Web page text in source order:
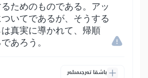
ためのものである。アッ
いてであるが、そうする
真実に導かれて、帰順
あろう。
باشقا تەرجىمىلەر